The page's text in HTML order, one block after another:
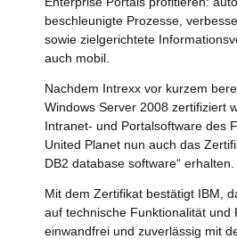
beschleunigte Prozesse,
sowie zielgerichtete
auch mobil.
Nachdem Intrexx vor kurzem
Windows Server 2008 zertifiziert
Intranet- und Portalsoftware des
United Planet nun auch das
DB2 database software“ erhalten.
Mit dem Zertifikat bestätigt IBM,
auf technische Funktionalität und
einwandfrei und zuverlässig mit